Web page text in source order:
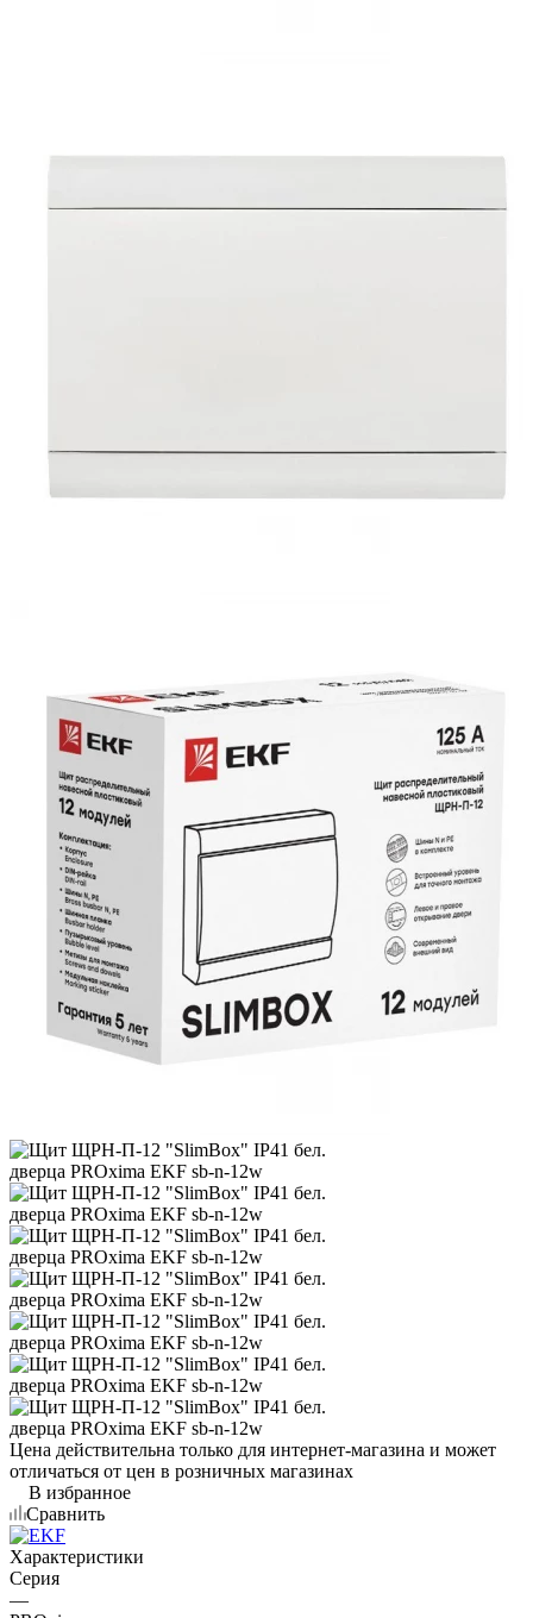
Цена действительна только для интернет-магазина и может
отличаться от цен в розничных магазинах
В избранное
Сравнить
Характеристики
Серия
—